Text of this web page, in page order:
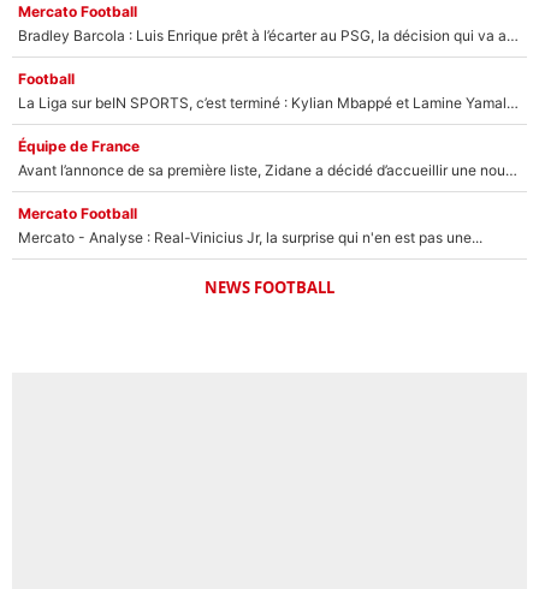
Mercato Football
Bradley Barcola : Luis Enrique prêt à l’écarter au PSG, la décision qui va accélérer son transfert à Liverpool ?
Football
La Liga sur beIN SPORTS, c’est terminé : Kylian Mbappé et Lamine Yamal changent de chaîne, «le moment était venu d'ouvrir un nouveau chapitre»
Équipe de France
Avant l’annonce de sa première liste, Zidane a décidé d’accueillir une nouvelle tête en équipe de France
Mercato Football
Mercato - Analyse : Real-Vinicius Jr, la surprise qui n'en est pas une...
NEWS FOOTBALL